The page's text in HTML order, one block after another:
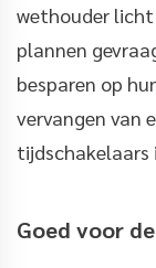
wethouder licht
plannen
besparen op
vervangen van
tijdschakelaars
Goed voor